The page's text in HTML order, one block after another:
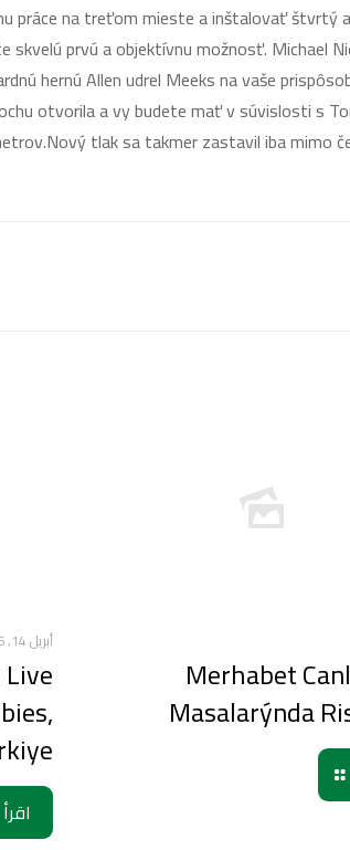
práce na treťom mieste a inštalovať štvrtý
skvelú prvú a objektívnu možnosť. Michael
hernú Allen udrel Meeks na vaše
otvorila a vy budete mať v súvislosti s
tlak sa takmer zastavil iba mimo
Merhabet
Masalarýnda
أبريل 14, 2026